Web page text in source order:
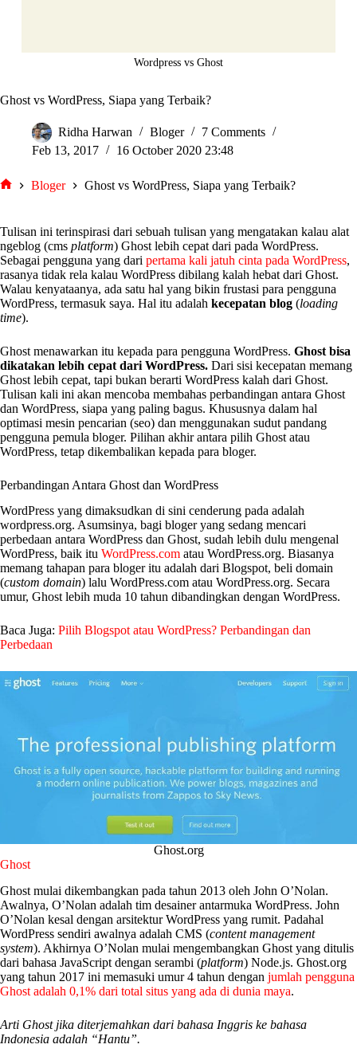
Wordpress vs Ghost
Ghost vs WordPress, Siapa yang Terbaik?
Ridha Harwan Bloger
7 Comments
Feb 13, 2017
16 October 2020 23:48
Bloger Ghost vs WordPress, Siapa yang Terbaik?
Tulisan ini terinspirasi dari sebuah tulisan yang mengatakan kalau alat
ngeblog (cms platform) Ghost lebih cepat dari pada WordPress.
Sebagai pengguna yang dari pertama kali jatuh cinta pada WordPress,
rasanya tidak rela kalau WordPress dibilang kalah hebat dari Ghost.
Walau kenyataanya, ada satu hal yang bikin frustasi para pengguna
WordPress, termasuk saya. Hal itu adalah kecepatan blog (loading
time).
Ghost menawarkan itu kepada para pengguna WordPress. Ghost bisa
dikatakan lebih cepat dari WordPress. Dari sisi kecepatan memang
Ghost lebih cepat, tapi bukan berarti WordPress kalah dari Ghost.
Tulisan kali ini akan mencoba membahas perbandingan antara Ghost
dan WordPress, siapa yang paling bagus. Khususnya dalam hal
optimasi mesin pencarian (seo) dan menggunakan sudut pandang
pengguna pemula bloger. Pilihan akhir antara pilih Ghost atau
WordPress, tetap dikembalikan kepada para bloger.
Perbandingan Antara Ghost dan WordPress
WordPress yang dimaksudkan di sini cenderung pada adalah
wordpress.org. Asumsinya, bagi bloger yang sedang mencari
perbedaan antara WordPress dan Ghost, sudah lebih dulu mengenal
WordPress, baik itu WordPress.com atau WordPress.org. Biasanya
memang tahapan para bloger itu adalah dari Blogspot, beli domain
(custom domain) lalu WordPress.com atau WordPress.org. Secara
umur, Ghost lebih muda 10 tahun dibandingkan dengan WordPress.
Baca Juga: Pilih Blogspot atau WordPress? Perbandingan dan
Perbedaan
Ghost.org
Ghost
Ghost mulai dikembangkan pada tahun 2013 oleh John O’Nolan.
Awalnya, O’Nolan adalah tim desainer antarmuka WordPress. John
O’Nolan kesal dengan arsitektur WordPress yang rumit. Padahal
WordPress sendiri awalnya adalah CMS (content management
system). Akhirnya O’Nolan mulai mengembangkan Ghost yang ditulis
dari bahasa JavaScript dengan serambi (platform) Node.js. Ghost.org
yang tahun 2017 ini memasuki umur 4 tahun dengan jumlah pengguna
Ghost adalah 0,1% dari total situs yang ada di dunia maya.
Arti Ghost jika diterjemahkan dari bahasa Inggris ke bahasa
Indonesia adalah “Hantu”.